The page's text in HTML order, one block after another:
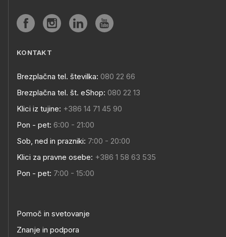
KONTAKT
Brezplačna tel. številka: 080 22 66
Brezplačna tel. št. eShop: 080 22 13
Klici iz tujine: +386 14 71 45 90
Pon - pet: 6:00 - 21:00
Sob, ned in prazniki: 7:00 - 20:00
Klici za pravne osebe: +386 1 58 63 535
Pon - pet: 7:00 - 15:00
Pomoč in svetovanje
Znanje in podpora